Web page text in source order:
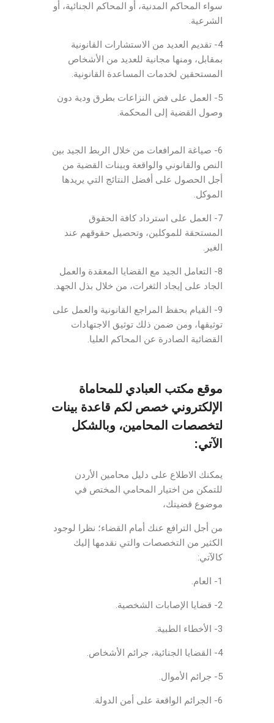
سواء المحاكم المدنية، أو المحاكم الجنائية، أو
الشرعية.
4- تقديم العديد من الاستشارات القانونية
بمقابل، ومنها مجانية للعديد من الأشخاص
المستحقين لخدمات المساعدة القانونية.
5- العمل على فض النزاعات بطرق ودية دون
وصول القضية إلى المحكمة.
6- صياغة المرافعات من خلال الربط الجيد بين
النص والقانوني والواقعة وبينات القضية من
أجل الحصول على أفضل النتائج التي يريدها
الموكل.
7- العمل على استرداد كافة الحقوق
المستحقة للموكلين، وتحصيل حقوقهم عند
الغير.
8- التعامل الجيد مع القضايا المعقدة والعمل
الجاد على إيجاد الثغرات، من خلال بذل الجهد.
9- القيام بحفظ المراجع القانونية والعمل على
توثيقها، ومن ضمن ذلك توثيق الاجتهادات
القضائية الصادرة عن المحاكم العليا.
موقع مكتب العبادي للمحاماة
الإلكتروني خصص لكم قاعدة بينات
لتخصصات المحامين، وبالشكل
الآتي:
يمكنك الاطلاع على دليل محامين الأردن
للتمكن من اختيار المحامي المختص في
موضوع قضيتك،
من أجل الترافع عنك أمام القضاء؛ نظرا لوجود
الكثير من التخصصات والتي نقدمها إليك
كالآتي:
1- العام.
2- قضايا الإصابات الشخصية.
3- الأخطاء الطبية.
4- القضايا الجنائية، جرائم الأشخاص.
5- جرائم الأموال.
6- الجرائم الواقعة على أمن الدولة.